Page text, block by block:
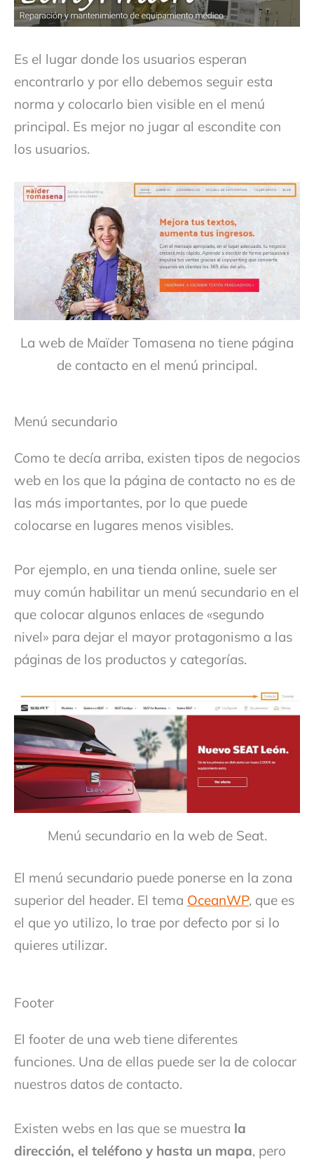
Es el lugar donde los usuarios esperan
encontrarlo y por ello debemos seguir esta
norma y colocarlo bien visible en el menú
principal. Es mejor no jugar al escondite con
los usuarios.
La web de Maïder Tomasena no tiene página
de contacto en el menú principal.
Menú secundario
Como te decía arriba, existen tipos de negocios
web en los que la página de contacto no es de
las más importantes, por lo que puede
colocarse en lugares menos visibles.
Por ejemplo, en una tienda online, suele ser
muy común habilitar un menú secundario en el
que colocar algunos enlaces de «segundo
nivel» para dejar el mayor protagonismo a las
páginas de los productos y categorías.
Menú secundario en la web de Seat.
El menú secundario puede ponerse en la zona
superior del header. El tema OceanWP, que es
el que yo utilizo, lo trae por defecto por si lo
quieres utilizar.
Footer
El footer de una web tiene diferentes
funciones. Una de ellas puede ser la de colocar
nuestros datos de contacto.
Existen webs en las que se muestra la
dirección, el teléfono y hasta un mapa, pero